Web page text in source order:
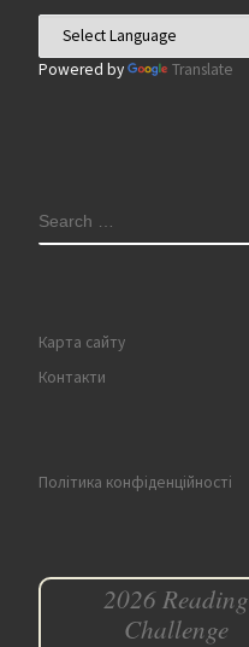
Powered by Translate
SEARCH
Карта сайту
Контакти
Політика конфіденційності
2026 Reading
Challenge